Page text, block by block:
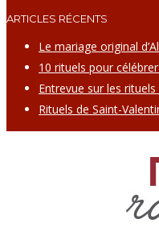
ARTICLES RÉCENTS
Le mariage original
10 rituels pour
Entrevue sur les
Rituels de Saint-